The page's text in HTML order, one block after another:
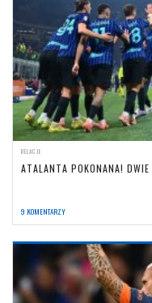
RELACJE
ATALANTA POKONANA!
9 KOMENTARZY